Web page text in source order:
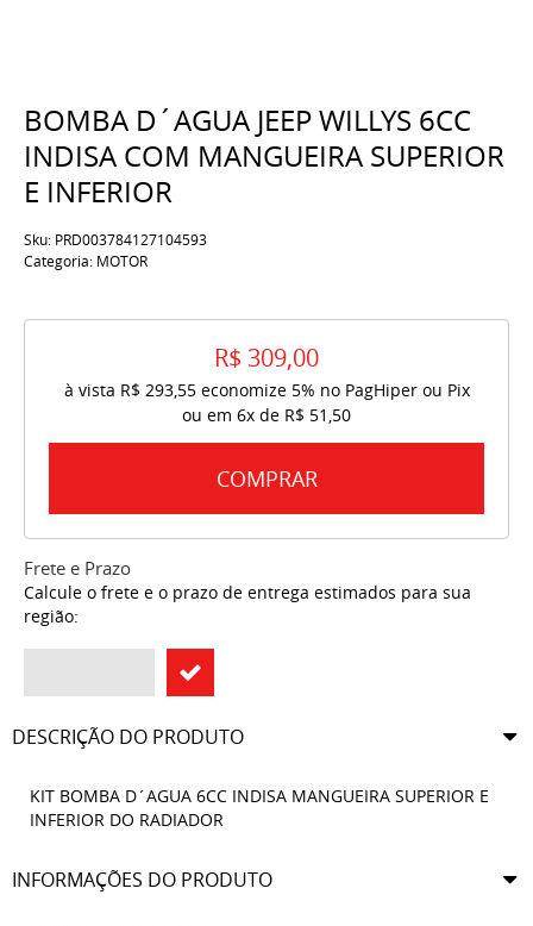
BOMBA D´AGUA JEEP WILLYS 6CC
INDISA COM MANGUEIRA SUPERIOR
E INFERIOR
Sku: PRD003784127104593
Categoria: MOTOR
R$ 309,00
à vista R$ 293,55economize 5% no PagHiper ou Pix
ou em 6x de R$ 51,50
COMPRAR
Frete e Prazo
Calcule o frete e o prazo de entrega estimados para sua
região:
DESCRIÇÃO DO PRODUTO
KIT BOMBA D´AGUA 6CC INDISA MANGUEIRA SUPERIOR E
INFERIOR DO RADIADOR
INFORMAÇÕES DO PRODUTO